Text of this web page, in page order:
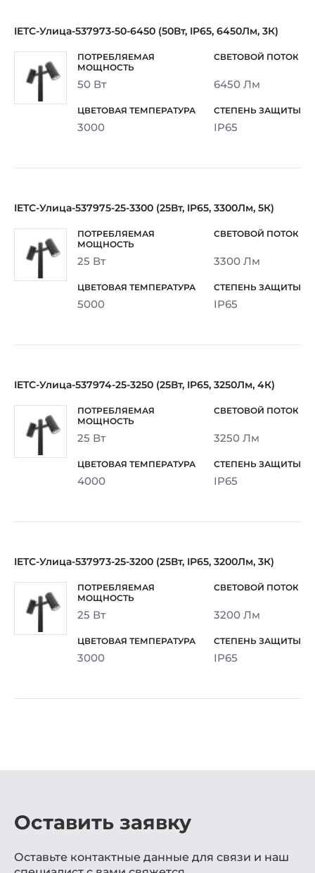
IETC-Улица-537973-50-6450 (50Вт, IP65, 6450Лм, 3К)
50 Вт 6450 Лм
3000 IP65
IETC-Улица-537975-25-3300 (25Вт, IP65, 3300Лм, 5К)
25 Вт 3300 Лм
5000 IP65
IETC-Улица-537974-25-3250 (25Вт, IP65, 3250Лм, 4К)
25 Вт 3250 Лм
4000 IP65
IETC-Улица-537973-25-3200 (25Вт, IP65, 3200Лм, 3К)
25 Вт 3200 Лм
3000 IP65
Оставить заявку
Оставьте контактные данные для связи и наш